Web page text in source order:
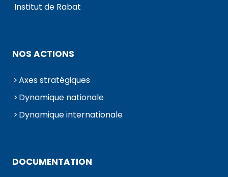
Institut de Rabat
NOS ACTIONS
Axes stratégiques
Dynamique nationale
Dynamique internationale
DOCUMENTATION